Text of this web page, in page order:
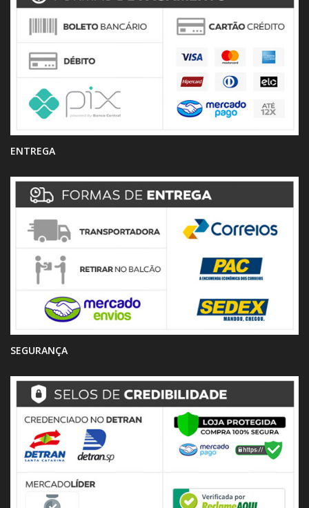
ENTREGA
SEGURANÇA